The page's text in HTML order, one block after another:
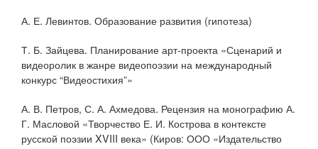
А. Е. Левинтов. Образование развития (гипотеза)
Т. Б. Зайцева. Планирование арт-проекта «Сценарий и
видеоролик в жанре видеопоэзии на международный
конкурс “Видеостихия”»
А. В. Петров, С. А. Ахмедова. Рецензия на монографию А.
Г. Масловой «Творчество Е. И. Кострова в контексте
русской поэзии XVIII века» (Киров: ООО «Издательство